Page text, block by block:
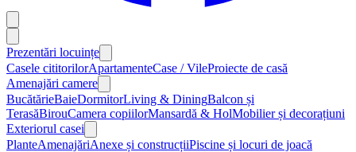
Prezentări locuințe
Casele cititorilorApartamenteCase / VileProiecte de casă
Amenajări camere
BucătărieBaieDormitorLiving & DiningBalcon și
TerasăBirouCamera copiilorMansardă & HolMobilier și decorațiuni
Exteriorul casei
PlanteAmenajăriAnexe și construcțiiPiscine și locuri de joacă